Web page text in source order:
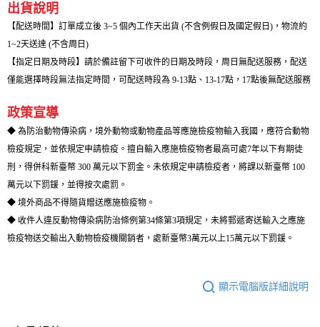
出貨說明
【配送時間】訂單成立後 3~5 個內工作天出貨 (不含例假日及國定假日)，物流約
1~2天送達 (不含周日)
【指定日期及時段】請於備註留下可收件的日期及時段，周日無配送服務，配送
僅能選擇時段無法指定時間，可配送時段為 9-13點、13-17點，17點後無配送服務
政策宣導
◆ 為防治動物傳染病，境外動物或動物產品等應施檢疫物輸入我國，應符合動物
檢疫規定，並依規定申請檢疫。擅自輸入應施檢疫物者最高可處7年以下有期徒
刑，得併科新臺幣 300 萬元以下罰金。未依規定申請檢疫者，將課以新臺幣 100
萬元以下罰鍰，並得按次處罰。
◆ 境外商品不得隨貨贈送應施檢疫物。
◆ 收件人違反動物傳染病防治條例第34條第3項規定，未將郵遞寄送輸入之應施
檢疫物送交輸出入動物檢疫機關銷者，處新臺幣3萬元以上15萬元以下罰鍰。
顯示電腦版詳細說明